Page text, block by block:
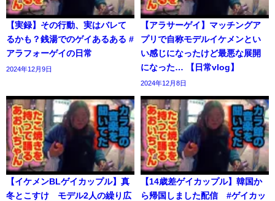
【実録】その行動、実はバレて
るかも？銭湯でのゲイあるある #
アラフォーゲイの日常
2024年12月9日
【アラサーゲイ】マッチングア
プリで自称モデルイケメンとい
い感じになったけど最悪な展開
になった… 【日常vlog】
2024年12月8日
【イケメンBLゲイカップル】真
冬とこすけ モデル2人の繰り広
【14歳差ゲイカップル】韓国か
ら帰国しました配信 #ゲイカッ